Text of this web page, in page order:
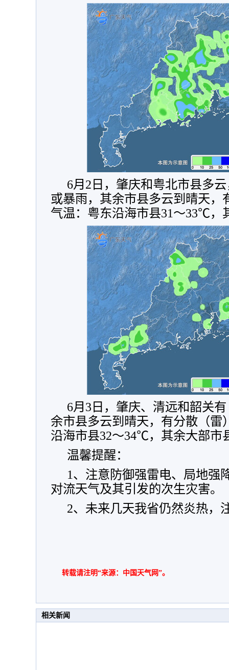
6月2日，肇庆和粤北市县多
或暴雨，其余市县多云到晴天，
气温：粤东沿海市县31～33℃，
6月3日，肇庆、清远和韶关
余市县多云到晴天，有分散（雷
沿海市县32～34℃，其余大部市
温馨提醒：
1、注意防御强雷电、局地强
对流天气及其引发的次生灾害。
2、未来几天我省仍然炎热，
转载请注明“来源：中国天气网”。
相关新闻